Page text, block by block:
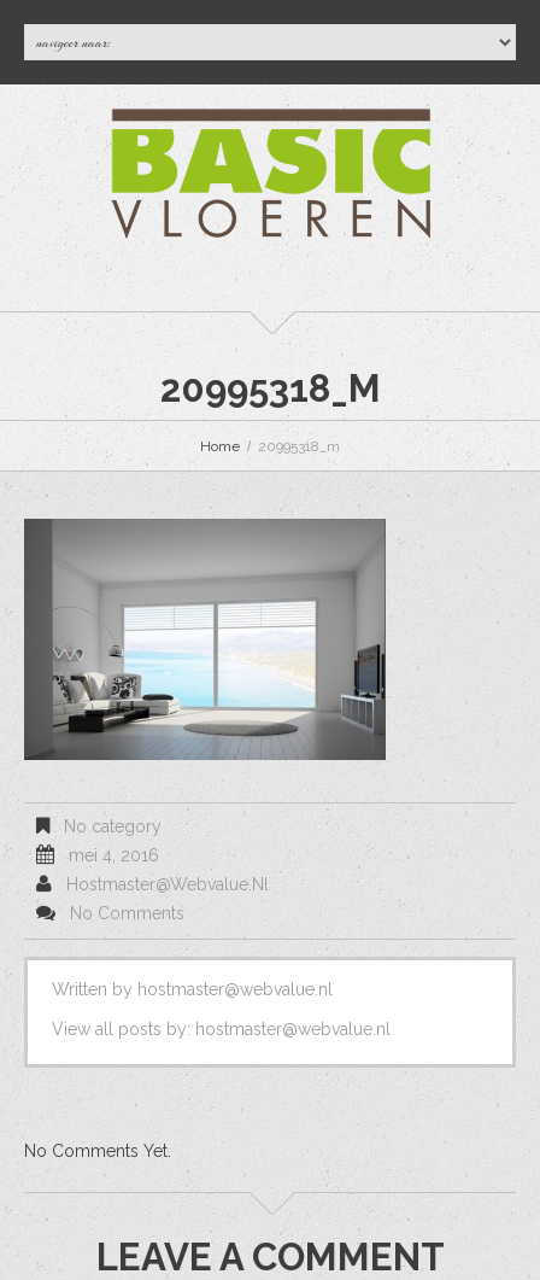
20995318_M
Home 20995318_m
No category
mei 4, 2016
Hostmaster@webvalue.nl
No Comments
Written by hostmaster@webvalue.nl
View all posts by: hostmaster@webvalue.nl
No Comments Yet.
LEAVE A COMMENT